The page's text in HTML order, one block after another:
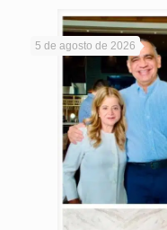
5 de agosto de 2026